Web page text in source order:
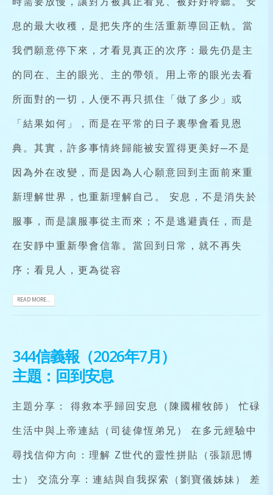
息的最大收穫，是把失序的生活重新導回正軌。當
我們願意停下來，才看見真正的次序：最先仍是主
的同在、主的眼光、主的帶領。用上帝的眼光去看
所面對的一切，人便不再只抓住「做了多少」或
「結果如何」，而是在平常的日子裏學會看見恩
典。其實，許多事情終歸能被安置得更美好─不是
因為外在改變，而是因為人心願意回到主面前來重
新理解世界，也重新理解自己。 安息，不是消失於
服事，而是讓服事從主而來；不是逃避責任，而是
在安靜中重新學會信靠。當回到日常，就不再失
序；看見人，更為從容
READ MORE...
344信義報（2026年7月）
主題：回到安息
主題分享： 得救本乎歸回安息（陳國權牧師） 忙碌
生活中與上帝連結（司徒偉恆弟兄） 在多元經驗中
尋找信仰方向：理解 Z世代的靈性拼貼（張頴思博
士） 交流分享：連結與自我探索（劉寶儀姊妹） 差